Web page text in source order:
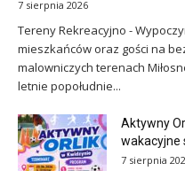
7 sierpnia 2026
Tereny Rekreacyjno -
mieszkańców oraz gości na
malowniczych terenach
letnie popołudnie...
Aktywny
wakacyjne
7 sierpnia